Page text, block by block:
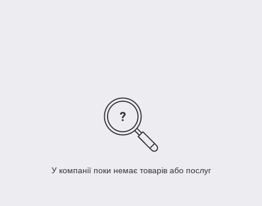
У компанії поки немає товарів або послуг